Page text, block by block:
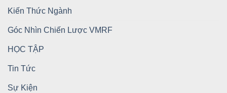
Kiến Thức Ngành
Góc Nhìn Chiến Lược VMRF
HỌC TẬP
Tin Tức
Sự Kiện